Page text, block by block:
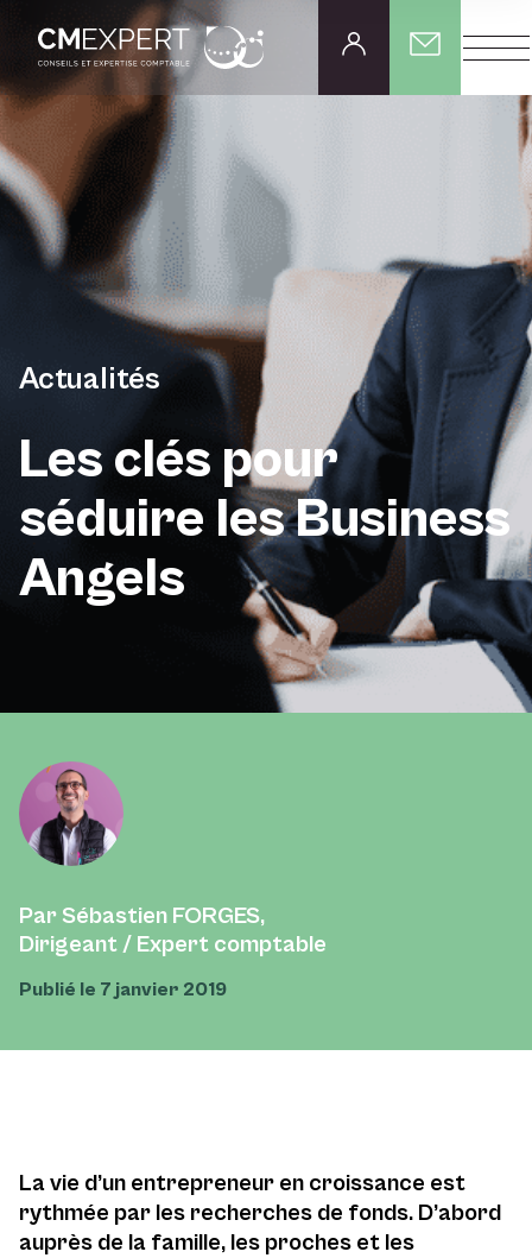
Actualités
Les clés pour
séduire les Business
Angels
Par Sébastien FORGES,
Dirigeant / Expert comptable
Publié le 7 janvier 2019
La vie d’un entrepreneur en croissance est
rythmée par les recherches de fonds. D’abord
auprès de la famille, les proches et les